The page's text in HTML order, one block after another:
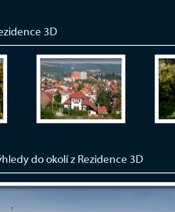
3D
do okolí z Rezidence 3D